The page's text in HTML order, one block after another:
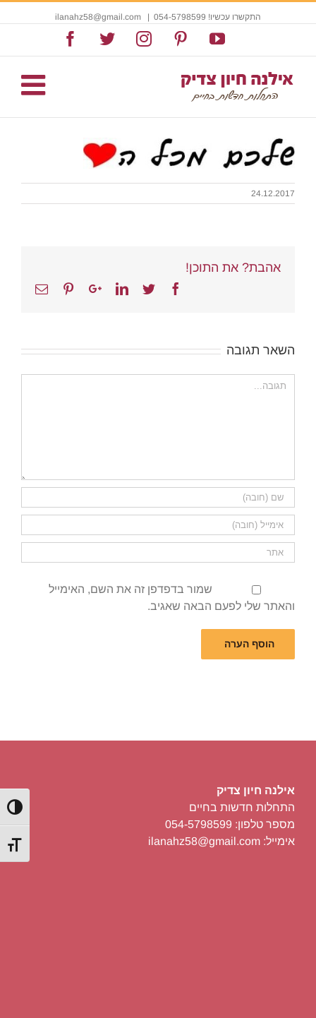
מתג
התקשרו עכשיו! 054-5798599 |
YouTube
Pinterest
Instagram
Twitter
24.12.2017
אהבת? את התוכן!
Facebook
Twitter
Linkedin
Google+
Pinterest
Email
השאר תגובה
הערה
שמור בדפדפן זה את השם, האימייל
והאתר שלי לפעם הבאה שאגיב.
אילנה חיון צדיק
התחלות חדשות בחיים
מספר טלפון: 054-5798599
אימייל: ilanahz58@gmail.com